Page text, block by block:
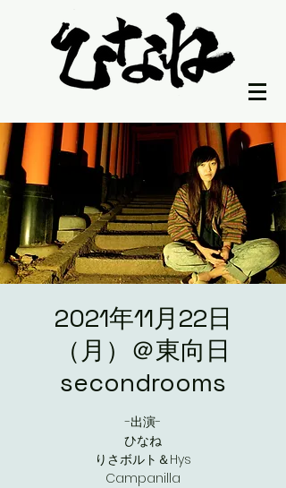
2021年11月22日
（月）＠東向日
secondrooms
-出演-
ひなね
りさボルト＆Hys
Campanilla